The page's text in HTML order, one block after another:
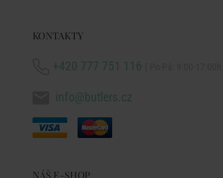
KONTAKTY
+420 777 751 116
info@butlers.cz
NÁŠ E-SHOP